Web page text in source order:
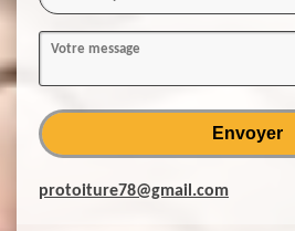
protoiture78@gmail.com